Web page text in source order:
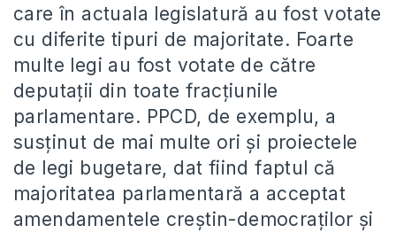
care în actuala legislatură au fost votate
cu diferite tipuri de majoritate. Foarte
multe legi au fost votate de către
deputaţii din toate fracţiunile
parlamentare. PPCD, de exemplu, a
susţinut de mai multe ori şi proiectele
de legi bugetare, dat fiind faptul că
majoritatea parlamentară a acceptat
amendamentele creştin-democraţilor şi